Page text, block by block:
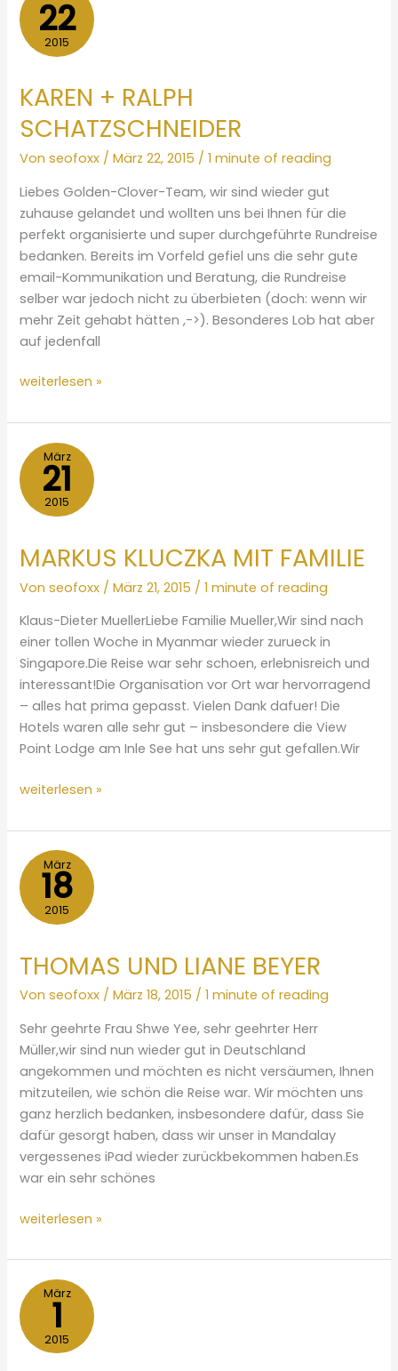
22
2015
KAREN + RALPH
SCHATZSCHNEIDER
Vonseofoxx /März 22, 2015 /1 minute of reading
Liebes Golden-Clover-Team, wir sind wieder gut
zuhause gelandet und wollten uns bei Ihnen für die
perfekt organisierte und super durchgeführte Rundreise
bedanken. Bereits im Vorfeld gefiel uns die sehr gute
email-Kommunikation und Beratung, die Rundreise
selber war jedoch nicht zu überbieten (doch: wenn wir
mehr Zeit gehabt hätten ,->). Besonderes Lob hat aber
auf jedenfall
KAREN
RALPH
SCHATZSCHNEIDER
weiterlesen »
März
21
2015
MARKUS KLUCZKA MIT FAMILIE
Vonseofoxx /März 21, 2015 /1 minute of reading
Klaus-Dieter MuellerLiebe Familie Mueller,Wir sind nach
einer tollen Woche in Myanmar wieder zurueck in
Singapore.Die Reise war sehr schoen, erlebnisreich und
interessant!Die Organisation vor Ort war hervorragend
– alles hat prima gepasst. Vielen Dank dafuer! Die
Hotels waren alle sehr gut – insbesondere die View
Point Lodge am Inle See hat uns sehr gut gefallen.Wir
MARKUS
MIT
FAMILIE
weiterlesen »
März
18
2015
THOMAS UND LIANE BEYER
Vonseofoxx /März 18, 2015 /1 minute of reading
Sehr geehrte Frau Shwe Yee, sehr geehrter Herr
Müller,wir sind nun wieder gut in Deutschland
angekommen und möchten es nicht versäumen, Ihnen
mitzuteilen, wie schön die Reise war. Wir möchten uns
ganz herzlich bedanken, insbesondere dafür, dass Sie
dafür gesorgt haben, dass wir unser in Mandalay
vergessenes iPad wieder zurückbekommen haben.Es
war ein sehr schönes
THOMAS
LIANE
BEYER
weiterlesen »
März
1
2015